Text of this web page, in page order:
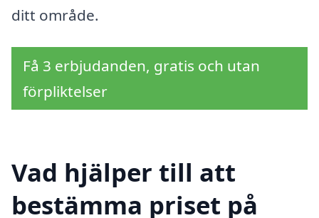
ditt område.
Få 3 erbjudanden, gratis och utan
förpliktelser
Vad hjälper till att
bestämma priset på